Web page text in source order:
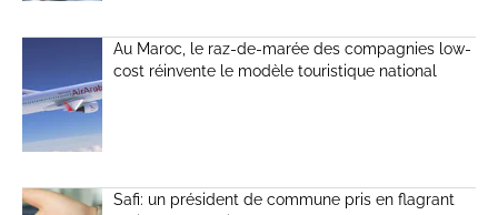
Au Maroc, le raz-de-marée des compagnies low-
cost réinvente le modèle touristique national
Safi: un président de commune pris en flagrant